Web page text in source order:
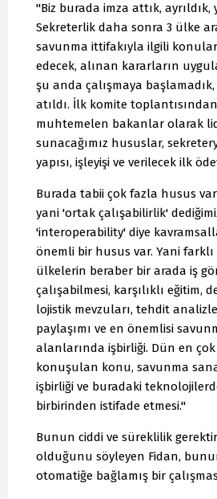
"Biz burada imza attık, ayrıldık,
Sekreterlik daha sonra 3 ülke
savunma ittifakıyla ilgili
edecek, alınan kararların
şu anda çalışmaya
atıldı. İlk komite
muhtemelen bakanlar olarak
sunacağımız hususlar,
yapısı, işleyişi ve verilecek ilk
Burada tabii çok fazla husus
yani 'ortak çalışabilirlik'
'interoperability' diye
önemli bir husus var. Yani
ülkelerin beraber bir arada iş
çalışabilmesi, karşılıklı eğitim,
lojistik mevzuları, tehdit
paylaşımı ve en önemlisi
alanlarında işbirliği. Dün en
konuşulan konu, savunma
işbirliği ve buradaki
birbirinden istifade etmesi."
Bunun ciddi ve süreklilik
olduğunu söyleyen Fidan,
otomatiğe bağlamış bir